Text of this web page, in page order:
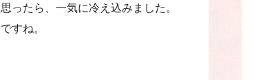
ったら、一気に冷え込みました。
すね。